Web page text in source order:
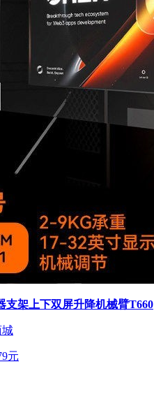
支架上下双屏升降机械臂T660
城
元